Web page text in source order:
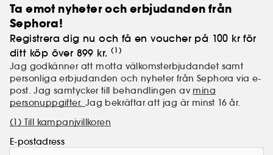
Ta emot nyheter och erbjudanden från
Sephora!
Registrera dig nu och få en voucher på 100 kr för
ditt köp över 899 kr. (1)
Jag godkänner att motta välkomsterbjudandet samt
personliga erbjudanden och nyheter från Sephora via e-
post. Jag samtycker till behandlingen av mina
personuppgifter. Jag bekräftar att jag är minst 16 år.
(1) Till kampanjvillkoren
E-postadress